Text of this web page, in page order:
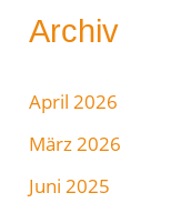
Archiv
April 2026
März 2026
Juni 2025